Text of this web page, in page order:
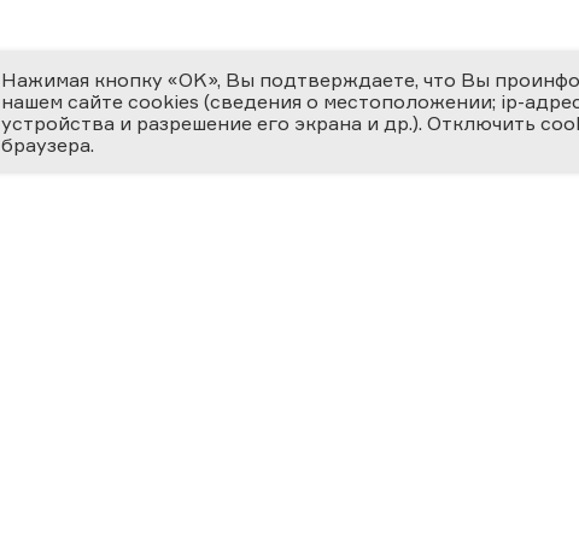
Нажимая кнопку «OK», Вы подтверждаете, что Вы
нашем сайте cookies (сведения о местоположении; ip-
устройства и разрешение его экрана и др.). Отключить
браузера.